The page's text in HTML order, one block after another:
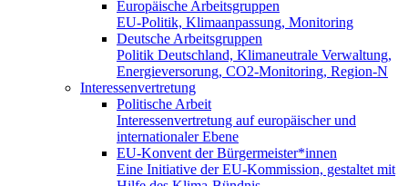
Europäische Arbeitsgruppen
EU-Politik, Klimaanpassung, Monitoring
Deutsche Arbeitsgruppen
Politik Deutschland, Klimaneutrale Verwaltung,
Energieversorung, CO2-Monitoring, Region-N
Interessenvertretung
Politische Arbeit
Interessenvertretung auf europäischer und
internationaler Ebene
EU-Konvent der Bürgermeister*innen
Eine Initiative der EU-Kommission, gestaltet mit